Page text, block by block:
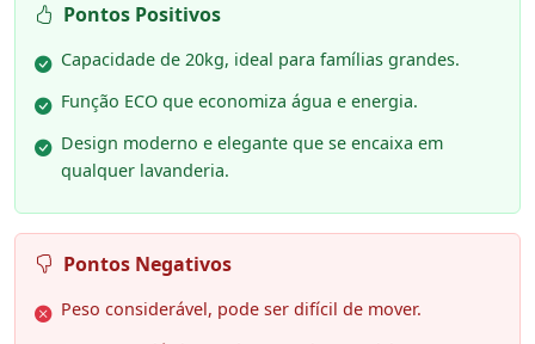
Pontos Positivos
Capacidade de 20kg, ideal para famílias grandes.
Função ECO que economiza água e energia.
Design moderno e elegante que se encaixa em
qualquer lavanderia.
Pontos Negativos
Peso considerável, pode ser difícil de mover.